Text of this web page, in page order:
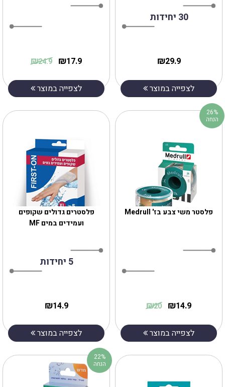
17.9
₪
24.9
₪
לצפייה במוצר
30 יחידות
29.9
₪
לצפייה במוצר
‎פלסטרים גדולים שקופים
ועמידים במים MF
5 יחידות
14.9
₪
לצפייה במוצר
פלסטר משי צבע בז' Medrull
14.9
₪
20
₪
לצפייה במוצר
26%
הנחה
22%
הנחה